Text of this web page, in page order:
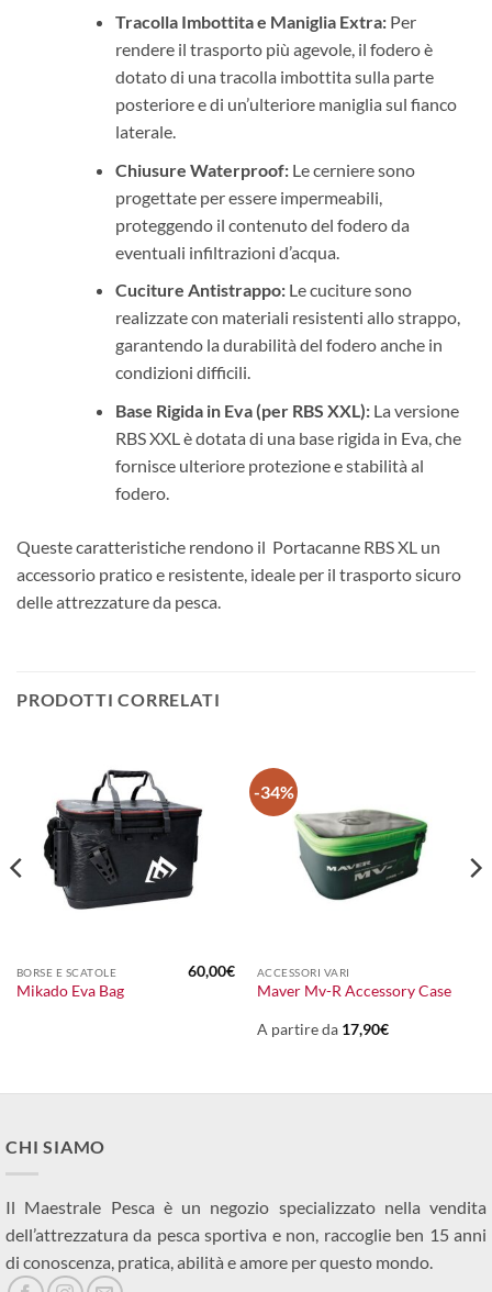
Tracolla Imbottita e Maniglia Extra:Per
rendere il trasporto più agevole, il fodero è
dotato di una tracolla imbottita sulla parte
posteriore e di un’ulteriore maniglia sul fianco
laterale.
Chiusure Waterproof:Le cerniere sono
progettate per essere impermeabili,
proteggendo il contenuto del fodero da
eventuali infiltrazioni d’acqua.
Cuciture Antistrappo:Le cuciture sono
realizzate con materiali resistenti allo strappo,
garantendo la durabilità del fodero anche in
condizioni difficili.
Base Rigida in Eva (per RBS XXL):La versione
RBS XXL è dotata di una base rigida in Eva, che
fornisce ulteriore protezione e stabilità al
fodero.
Queste caratteristiche rendono il Portacanne RBS XL un
accessorio pratico e resistente, ideale per il trasporto sicuro
delle attrezzature da pesca.
PRODOTTI CORRELATI
BORSE E SCATOLE
Mikado Eva Bag
60,00€
-34%
ACCESSORI VARI
Maver Mv-R Accessory Case
A partire da 17,90€
CHI SIAMO
Il Maestrale Pesca è un negozio specializzato nella vendita
dell’attrezzatura da pesca sportiva e non, raccoglie ben 15 anni
di conoscenza, pratica, abilità e amore per questo mondo.